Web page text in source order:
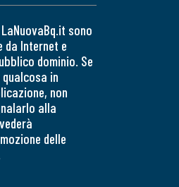
sono
da Internet e
dominio. Se
in
non
alla
delle